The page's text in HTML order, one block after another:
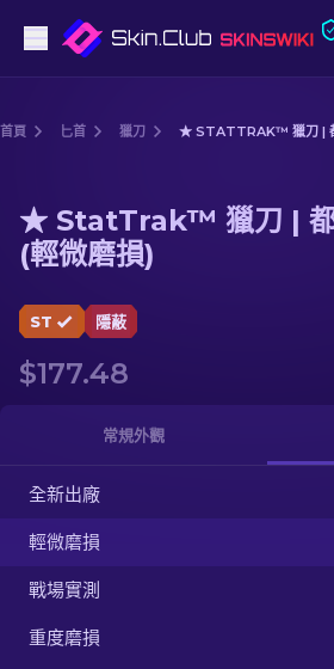
步槍
匕首
首頁 匕首 獵刀 ★ STATTRAK™ 獵刀 |
Media of ★ StatTrak™ 獵刀 | 都市
★ StatTrak™ 獵刀 | 都
(輕微磨損)
ST 隱蔽
$177.48
常規外觀
全新出廠
輕微磨損
戰場實測
重度磨損